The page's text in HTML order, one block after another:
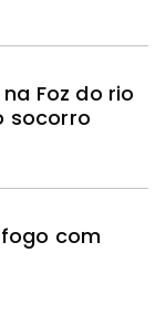
Foz do rio
socorro
com